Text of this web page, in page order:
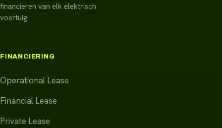
financieren van elk elektrisch
voertuig.
FINANCIERING
Operational Lease
Financial Lease
Private Lease